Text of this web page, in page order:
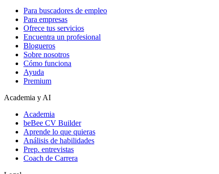
Para buscadores de empleo
Para empresas
Ofrece tus servicios
Encuentra un profesional
Blogueros
Sobre nosotros
Cómo funciona
Ayuda
Premium
Academia y AI
Academia
beBee CV Builder
Aprende lo que quieras
Análisis de habilidades
Prep. entrevistas
Coach de Carrera